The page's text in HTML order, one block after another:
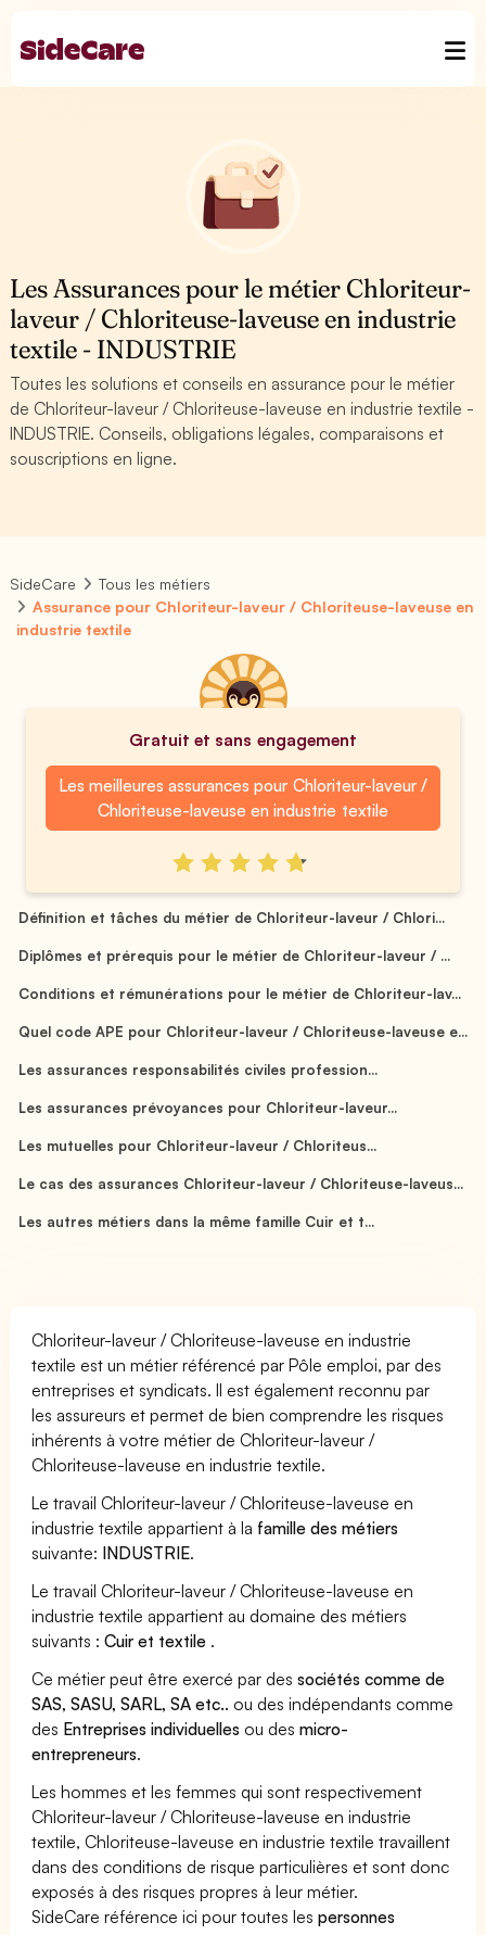
Les Assurances pour le métier Chloriteur-
laveur / Chloriteuse-laveuse en industrie
textile - INDUSTRIE
Toutes les solutions et conseils en assurance pour le métier
de Chloriteur-laveur / Chloriteuse-laveuse en industrie textile -
INDUSTRIE. Conseils, obligations légales, comparaisons et
souscriptions en ligne.
SideCare
Tous les métiers
Assurance pour Chloriteur-laveur / Chloriteuse-laveuse en
industrie textile
Gratuit et sans engagement
Les meilleures assurances pour Chloriteur-laveur /
Chloriteuse-laveuse en industrie textile
Définition et tâches du métier de Chloriteur-laveur / Chlori...
Diplômes et prérequis pour le métier de Chloriteur-laveur / ...
Conditions et rémunérations pour le métier de Chloriteur-lav...
Quel code APE pour Chloriteur-laveur / Chloriteuse-laveuse e...
Les assurances responsabilités civiles profession...
Les assurances prévoyances pour Chloriteur-laveur...
Les mutuelles pour Chloriteur-laveur / Chloriteus...
Le cas des assurances Chloriteur-laveur / Chloriteuse-laveus...
Les autres métiers dans la même famille Cuir et t...
Chloriteur-laveur / Chloriteuse-laveuse en industrie
textile est un métier référencé par Pôle emploi, par des
entreprises et syndicats. Il est également reconnu par
les assureurs et permet de bien comprendre les risques
inhérents à votre métier de Chloriteur-laveur /
Chloriteuse-laveuse en industrie textile.
Le travail Chloriteur-laveur / Chloriteuse-laveuse en
industrie textile appartient à la famille des métiers
suivante: INDUSTRIE.
Le travail Chloriteur-laveur / Chloriteuse-laveuse en
industrie textile appartient au domaine des métiers
suivants :Cuir et textile .
Ce métier peut être exercé par dessociétés comme de
SAS, SASU, SARL, SA etc.. ou des indépendants comme
des Entreprises individuelles ou desmicro-
entrepreneurs.
Les hommes et les femmes qui sont respectivement
Chloriteur-laveur / Chloriteuse-laveuse en industrie
textile, Chloriteuse-laveuse en industrie textile travaillent
dans des conditions de risque particulières et sont donc
exposés à des risques propres à leur métier.
SideCare référence ici pour toutes lespersonnes